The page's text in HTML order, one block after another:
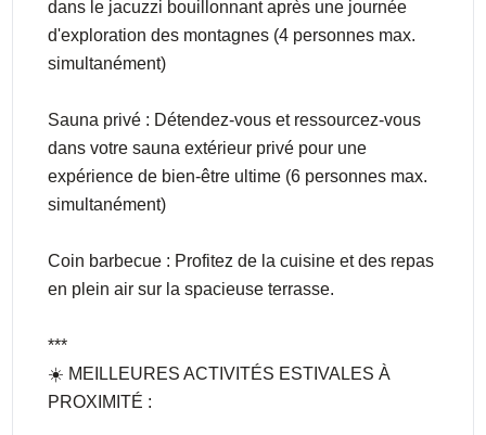
dans le jacuzzi bouillonnant après une journée
d'exploration des montagnes (4 personnes max.
simultanément)
Sauna privé : Détendez-vous et ressourcez-vous
dans votre sauna extérieur privé pour une
expérience de bien-être ultime (6 personnes max.
simultanément)
Coin barbecue : Profitez de la cuisine et des repas
en plein air sur la spacieuse terrasse.
***
☀️ MEILLEURES ACTIVITÉS ESTIVALES À
PROXIMITÉ :